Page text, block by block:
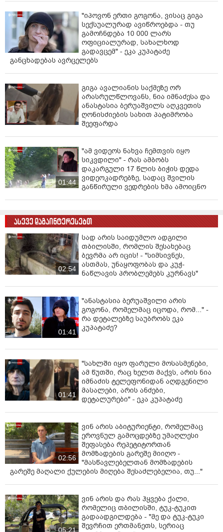
"იპოვონ ერთი გოგონა, ვისაც გიგა
სექსუალურად ავიწროებდა - თუ
გამოჩნდება 10 000 ლარს
ოფიციალურად, სახალხოდ
გადავცემ" - ეკა კუპატაძე
განცხადებას ავრცელებს
გიგა ავალიანის საქმეზე ორ
არასრულწლოვანს, ნია იმნაძესა და
ანასტასია ბერუაშვილს აღკვეთის
ღონისძიების სახით პატიმრობა
შეეფარდა
01:44
"ამ ვიდეოს ნახვა ჩემთვის იყო
სიკვდილი" - რას ამბობს
დაკარგული 17 წლის ბიჭის დედა
ვიდეოკადრებზე, სადაც შვილის
განწირული ვედრების ხმა ამოიცნო
ასევე დაგაინტერესებთ
02:54
სად არის საიდუმლო ადგილი
თბილისში, რომლის შესახებაც
ბევრმა არ იცის! - "სიმსივნეს,
ასთმას, უნაყოფობას და კუჭ-
ნაწლავის პრობლემებს კურნავს"
01:41
"ანასტასია ბერუაშვილი არის
გოგონა, რომელმაც იცოდა, რომ..." -
რა დეტალებზე საუბრობს ეკა
კუპატაძე?
01:41
"სახლში იყო ფარული მოსასმენები,
ამ წუთში, რაც ხელთ მაქვს, არის ნია
იმნაძის ტელეფონიდან აღდგენილი
მასალები, არის ანძები,
დეტალურები" - ეკა კუპატაძე
02:56
ვინ არის აბიტურიენტი, რომელმაც
ეროვნულ გამოცდებზე უმაღლესი
შეფასება რეპეტიტორთან
მომზადების გარეშე მიიღო -
"მასწავლებელთან მომზადების
გარეშე მაღალი ქულების მიღება შესაძლებელია, თუ..."
05:21
ვინ არის და რას ჰყვება ქალი,
რომელიც თბილისში, ტუკ-ტუკით
გადაადგილდება - "მე და ტუკ-ტუკი
შევრჩით ერთმანეთს, სერიაც